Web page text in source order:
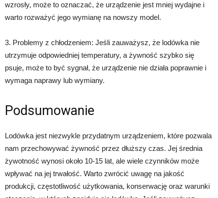
wzrosły, może to oznaczać, że urządzenie jest mniej wydajne i
warto rozważyć jego wymianę na nowszy model.
3. Problemy z chłodzeniem: Jeśli zauważysz, że lodówka nie
utrzymuje odpowiedniej temperatury, a żywność szybko się
psuje, może to być sygnał, że urządzenie nie działa poprawnie i
wymaga naprawy lub wymiany.
Podsumowanie
Lodówka jest niezwykle przydatnym urządzeniem, które pozwala
nam przechowywać żywność przez dłuższy czas. Jej średnia
żywotność wynosi około 10-15 lat, ale wiele czynników może
wpływać na jej trwałość. Warto zwrócić uwagę na jakość
produkcji, częstotliwość użytkowania, konserwację oraz warunki